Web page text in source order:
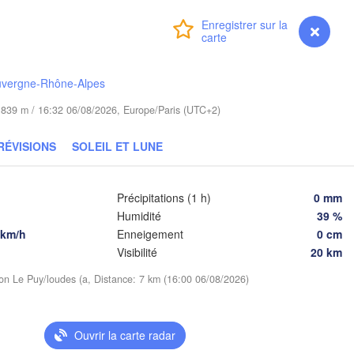
Premium myVentusky Prévisions
Rhône-Alpes
m / 16:32 06/08/2026, Europe/Paris (UTC+2)
SOLEIL ET LUNE
h
Précipitations (1 h)
0 mm
Humidité
39 %
Enneigement
0 cm
Visibilité
20 km
Le Puy/loudes (a, Distance: 7 km (16:00 06/08/2026)
Ouvrir la carte radar
Łódź
POLOGNE
TCHÉQUIE
Pécs
SLOVAQUIE
D